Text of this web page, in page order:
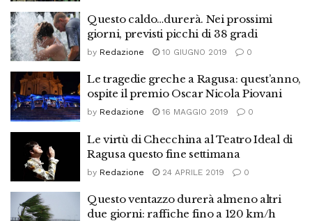
Questo caldo…durerà. Nei prossimi
giorni, previsti picchi di 38 gradi
by Redazione 10 GIUGNO 2019 0
Le tragedie greche a Ragusa: quest’anno,
ospite il premio Oscar Nicola Piovani
by Redazione 16 MAGGIO 2019 0
Le virtù di Checchina al Teatro Ideal di
Ragusa questo fine settimana
by Redazione 24 APRILE 2019 0
Questo ventazzo durerà almeno altri
due giorni: raffiche fino a 120 km/h